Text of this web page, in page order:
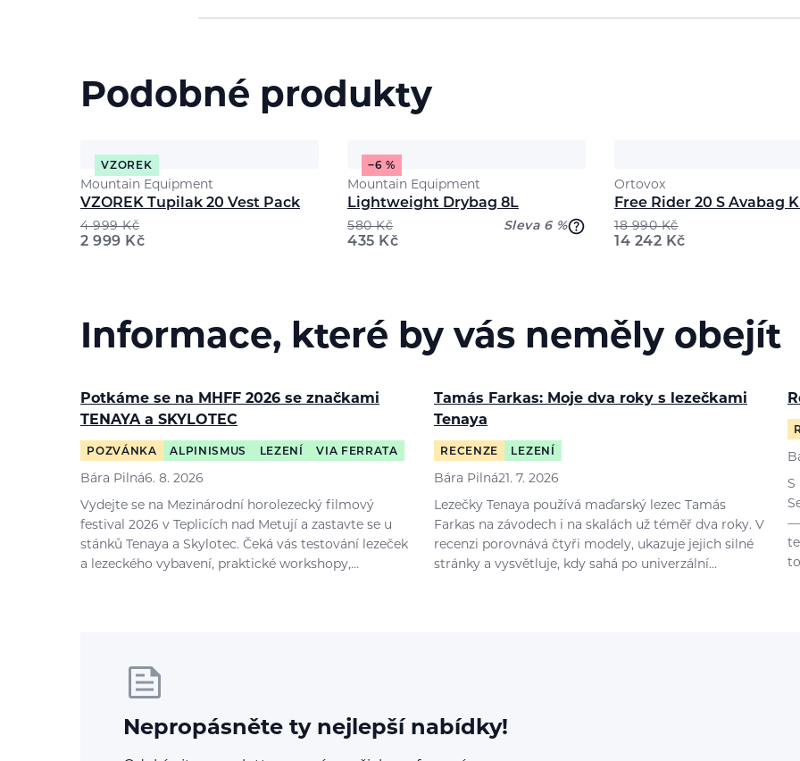
Podobné produkty
VZOREK
Mountain Equipment
VZOREK Tupilak 20 Vest Pack
4 999Kč
2 999 Kč
−6 %
Mountain Equipment
Lightweight Drybag 8L
580Kč Sleva 6 %
435 Kč
Ortovox
Free Rider 20 S Avabag
18 990Kč
14 242 Kč
Informace, které by vás neměly obejít
Potkáme se na MHFF 2026 se značkami
TENAYA a SKYLOTEC
POZVÁNKA ALPINISMUS LEZENÍ VIA FERRATA
Bára Pilná6. 8. 2026
Vydejte se na Mezinárodní horolezecký filmový
festival 2026 v Teplicích nad Metují a zastavte se u
stánků Tenaya a Skylotec. Čeká vás testování lezeček
a lezeckého vybavení, praktické workshopy,…
Tamás Farkas: Moje dva roky s lezečkami
Tenaya
RECENZE LEZENÍ
Bára Pilná21. 7. 2026
Lezečky Tenaya používá maďarský lezec Tamás
Farkas na závodech i na skalách už téměř dva roky. V
recenzi porovnává čtyři modely, ukazuje jejich silné
stránky a vysvětluje, kdy sahá po univerzální…
S
—
Nepropásněte ty nejlepší nabídky!